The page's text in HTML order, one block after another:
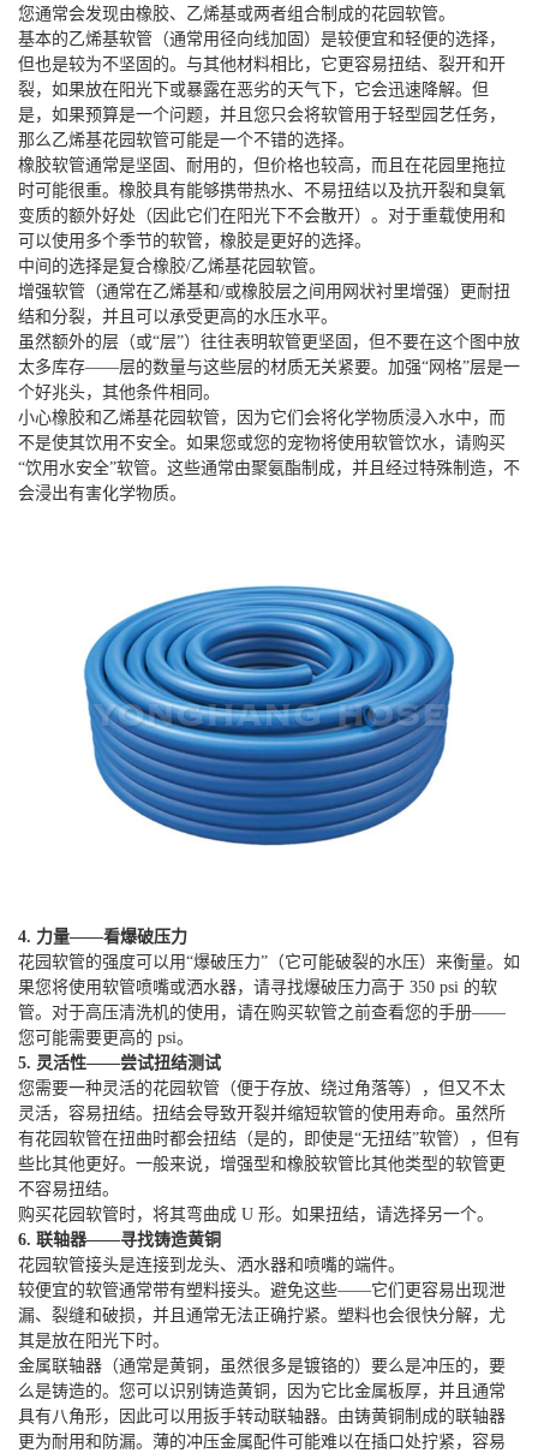
您通常会发现由橡胶、乙烯基或两者组合制成的花园软管。
基本的乙烯基软管（通常用径向线加固）是较便宜和轻便的选择，
但也是较为不坚固的。与其他材料相比，它更容易扭结、裂开和开
裂，如果放在阳光下或暴露在恶劣的天气下，它会迅速降解。但
是，如果预算是一个问题，并且您只会将软管用于轻型园艺任务，
那么乙烯基花园软管可能是一个不错的选择。
橡胶软管通常是坚固、耐用的，但价格也较高，而且在花园里拖拉
时可能很重。橡胶具有能够携带热水、不易扭结以及抗开裂和臭氧
变质的额外好处（因此它们在阳光下不会散开）。对于重载使用和
可以使用多个季节的软管，橡胶是更好的选择。
中间的选择是复合橡胶/乙烯基花园软管。
增强软管（通常在乙烯基和/或橡胶层之间用网状衬里增强）更耐扭
结和分裂，并且可以承受更高的水压水平。
虽然额外的层（或“层”）往往表明软管更坚固，但不要在这个图中放
太多库存——层的数量与这些层的材质无关紧要。加强“网格”层是一
个好兆头，其他条件相同。
小心橡胶和乙烯基花园软管，因为它们会将化学物质浸入水中，而
不是使其饮用不安全。如果您或您的宠物将使用软管饮水，请购买
“饮用水安全”软管。这些通常由聚氨酯制成，并且经过特殊制造，不
会浸出有害化学物质。
4. 力量——看爆破压力
花园软管的强度可以用“爆破压力”（它可能破裂的水压）来衡量。如
果您将使用软管喷嘴或洒水器，请寻找爆破压力高于 350 psi 的软
管。对于高压清洗机的使用，请在购买软管之前查看您的手册——
您可能需要更高的 psi。
5. 灵活性——尝试扭结测试
您需要一种灵活的花园软管（便于存放、绕过角落等），但又不太
灵活，容易扭结。扭结会导致开裂并缩短软管的使用寿命。虽然所
有花园软管在扭曲时都会扭结（是的，即使是“无扭结”软管），但有
些比其他更好。一般来说，增强型和橡胶软管比其他类型的软管更
不容易扭结。
购买花园软管时，将其弯曲成 U 形。如果扭结，请选择另一个。
6. 联轴器——寻找铸造黄铜
花园软管接头是连接到龙头、洒水器和喷嘴的端件。
较便宜的软管通常带有塑料接头。避免这些——它们更容易出现泄
漏、裂缝和破损，并且通常无法正确拧紧。塑料也会很快分解，尤
其是放在阳光下时。
金属联轴器（通常是黄铜，虽然很多是镀铬的）要么是冲压的，要
么是铸造的。您可以识别铸造黄铜，因为它比金属板厚，并且通常
具有八角形，因此可以用扳手转动联轴器。由铸黄铜制成的联轴器
更为耐用和防漏。薄的冲压金属配件可能难以在插口处拧紧，容易